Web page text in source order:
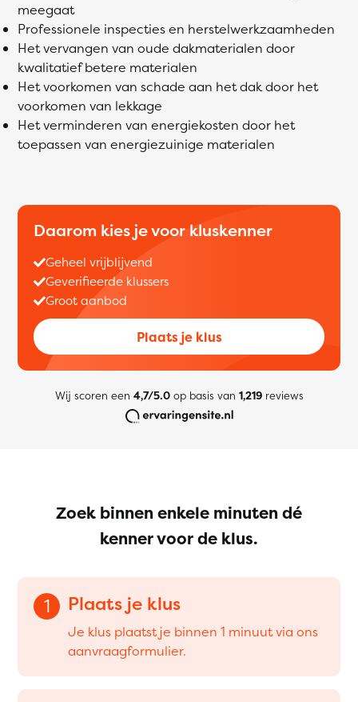
meegaat
Professionele inspecties en herstelwerkzaamheden
Het vervangen van oude dakmaterialen door
kwalitatief betere materialen
Het voorkomen van schade aan het dak door het
voorkomen van lekkage
Het verminderen van energiekosten door het
toepassen van energiezuinige materialen
Daarom kies je voor kluskenner
Geheel vrijblijvend
Geverifieerde klussers
Groot aanbod
Plaats je klus
Wij scoren een 4,7/5.0op basis van 1,219reviews
Zoek binnen enkele minuten dé
kenner voor de klus.
1 Plaats je klus
Je klus plaatst je binnen 1 minuut via ons
aanvraagformulier.